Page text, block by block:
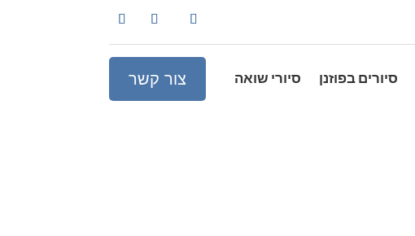
סיורים בפוזנן סיורי שואה צור קשר